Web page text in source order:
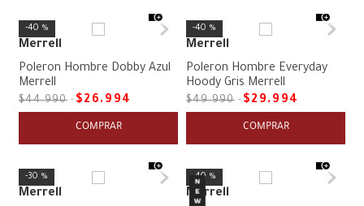
40 %
Merrell
Poleron Hombre Dobby Azul
Merrell
$44.990 $26. 994
COMPRAR
40 %
Merrell
Poleron Hombre Everyday
Hoody Gris Merrell
$49.990 $29. 994
COMPRAR
30 %
Merrell
40 %
Merrell